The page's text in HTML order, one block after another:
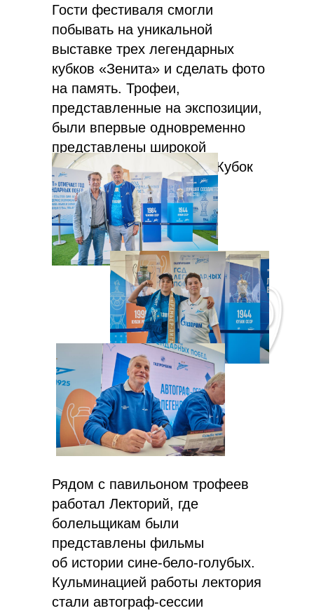
Гости фестиваля смогли
побывать на уникальной
выставке трех легендарных
кубков «Зенита» и сделать фото
на память. Трофеи,
представленные на экспозиции,
были впервые одновременно
представлены широкой
аудитории. Один из них, Кубок
СССР, был специально
воссоздан для будущего
клубного музея.
Рядом с павильоном трофеев
работал Лекторий, где
болельщикам были
представлены фильмы
об истории сине-бело-голубых.
Кульминацией работы лектория
стали автограф-сессии